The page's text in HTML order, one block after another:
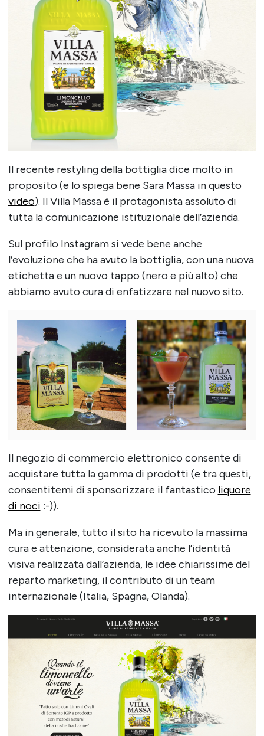
Il recente restyling della bottiglia dice molto in
proposito (e lo spiega bene Sara Massa in questo
video). Il Villa Massa è il protagonista assoluto di
tutta la comunicazione istituzionale dell’azienda.
Sul profilo Instagram si vede bene anche
l’evoluzione che ha avuto la bottiglia, con una nuova
etichetta e un nuovo tappo (nero e più alto) che
abbiamo avuto cura di enfatizzare nel nuovo sito.
Il negozio di commercio elettronico consente di
acquistare tutta la gamma di prodotti (e tra questi,
consentitemi di sponsorizzare il fantastico liquore
di noci :-)).
Ma in generale, tutto il sito ha ricevuto la massima
cura e attenzione, considerata anche l’identità
visiva realizzata dall’azienda, le idee chiarissime del
reparto marketing, il contributo di un team
internazionale (Italia, Spagna, Olanda).